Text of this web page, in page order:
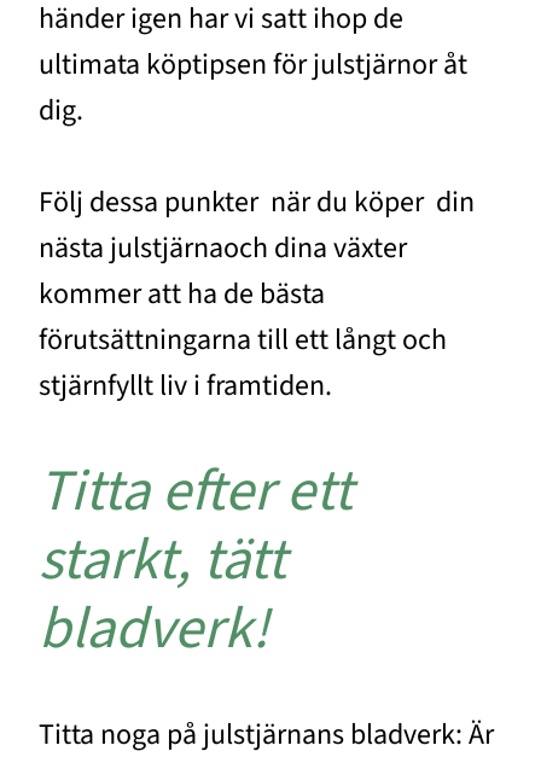
händer igen har vi satt ihop de
ultimata köptipsen för julstjärnor åt
dig.
Följ dessa punkter när du köper din
nästa julstjärnaoch dina växter
kommer att ha de bästa
förutsättningarna till ett långt och
stjärnfyllt liv i framtiden.
Titta efter ett
starkt, tätt
bladverk!
Titta noga på julstjärnans bladverk: Är